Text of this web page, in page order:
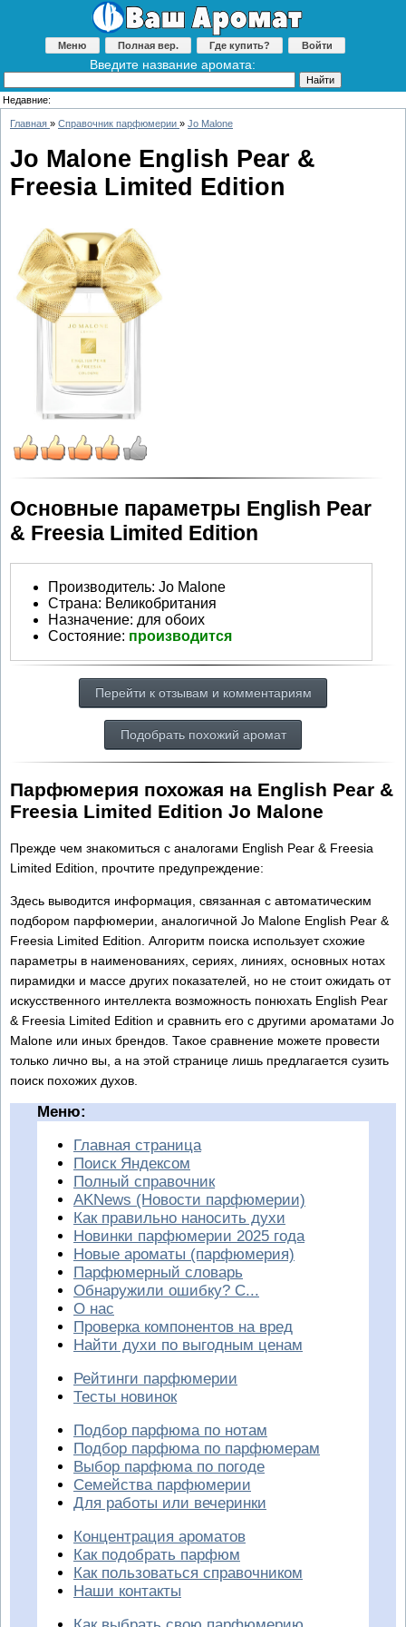
Меню Полная вер. Где купить? Войти
Введите название аромата:
Недавние:
Главная » Справочник парфюмерии » Jo Malone
Jo Malone English Pear &
Freesia Limited Edition
Основные параметры English Pear
& Freesia Limited Edition
Производитель: Jo Malone
Страна: Великобритания
Назначение: для обоих
Состояние: производится
Перейти к отзывам и комментариям
Подобрать похожий аромат
Парфюмерия похожая на English Pear &
Freesia Limited Edition Jo Malone
Прежде чем знакомиться с аналогами English Pear & Freesia
Limited Edition, прочтите предупреждение:
Здесь выводится информация, связанная с автоматическим
подбором парфюмерии, аналогичной Jo Malone English Pear &
Freesia Limited Edition. Алгоритм поиска использует схожие
параметры в наименованиях, сериях, линиях, основных нотах
пирамидки и массе других показателей, но не стоит ожидать от
искусственного интеллекта возможность понюхать English Pear
& Freesia Limited Edition и сравнить его с другими ароматами Jo
Malone или иных брендов. Такое сравнение можете провести
только лично вы, а на этой странице лишь предлагается сузить
поиск похожих духов.
Меню:
Главная страница
Поиск Яндексом
Полный справочник
AKNews (Новости парфюмерии)
Как правильно наносить духи
Новинки парфюмерии 2025 года
Новые ароматы (парфюмерия)
Парфюмерный словарь
Обнаружили ошибку? С...
О нас
Проверка компонентов на вред
Найти духи по выгодным ценам
Рейтинги парфюмерии
Тесты новинок
Подбор парфюма по нотам
Подбор парфюма по парфюмерам
Выбор парфюма по погоде
Семейства парфюмерии
Для работы или вечеринки
Концентрация ароматов
Как подобрать парфюм
Как пользоваться справочником
Наши контакты